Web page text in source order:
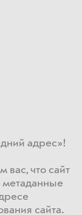
адрес»!
вас, что сайт
сайта​.